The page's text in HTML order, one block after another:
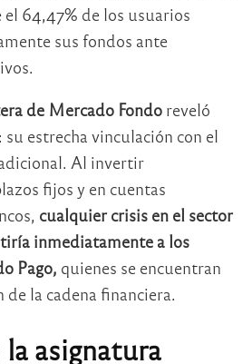
64,47% de los usuarios
sus fondos ante
de Mercado Fondo reveló
estrecha vinculación con el
Al invertir
fijos y en cuentas
cualquier crisis en el sector
inmediatamente a los
Pago, quienes se encuentran
la cadena financiera.
asignatura